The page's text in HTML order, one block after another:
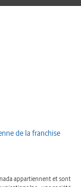
de la franchise
appartiennent et sont